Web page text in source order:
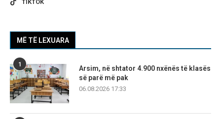
TIKTOK
MË TË LEXUARA
1
Arsim, në shtator 4.900 nxënës të klasës
së parë më pak
06.08.2026 17:33